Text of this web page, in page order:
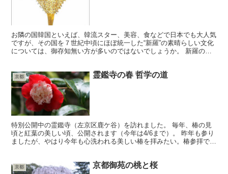
お隣の国韓国といえば、韓流スター、美容、食などで日本でも大人気
ですが、その国を７世紀中頃にほぼ統一した“新羅”の素晴らしい文化
については、御存知無い方が多いのではないでしょうか。 新羅の都
京都 霊鑑寺の春 哲学の道
特別公開中の霊鑑寺（左京区鹿ケ谷）を訪れました。 毎年、椿の見
頃と紅葉の美しい頃、公開されます（今年は4/6まで）。 昨年も参り
ましたが、やはり今年も心洗われる美しい椿を拝みたい。椿参拝で
京都 京都御苑の桃と桜